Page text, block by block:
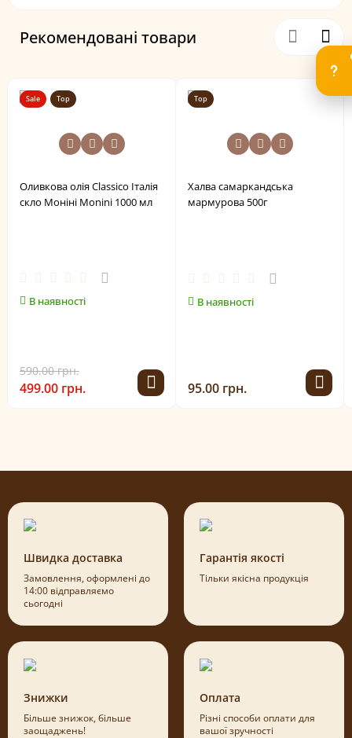
Рекомендовані товари
Sale Top
Оливкова олія Classico Італія
скло Моніні Monini 1000 мл
В наявності
590.00 грн.
499.00 грн.
Top
Халва самаркандська
мармурова 500г
В наявності
95.00 грн.
Швидка доставка
Замовлення, оформлені до
14:00 відправляємо
сьогодні
Гарантія якості
Тільки якісна продукція
Знижки
Більше знижок, більше
заощаджень!
Оплата
Різні способи оплати для
вашої зручності